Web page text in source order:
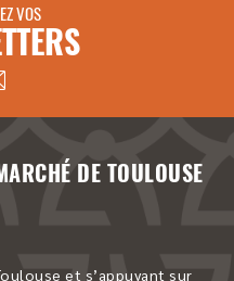
VOS
DE TOULOUSE
et s’appuyant sur